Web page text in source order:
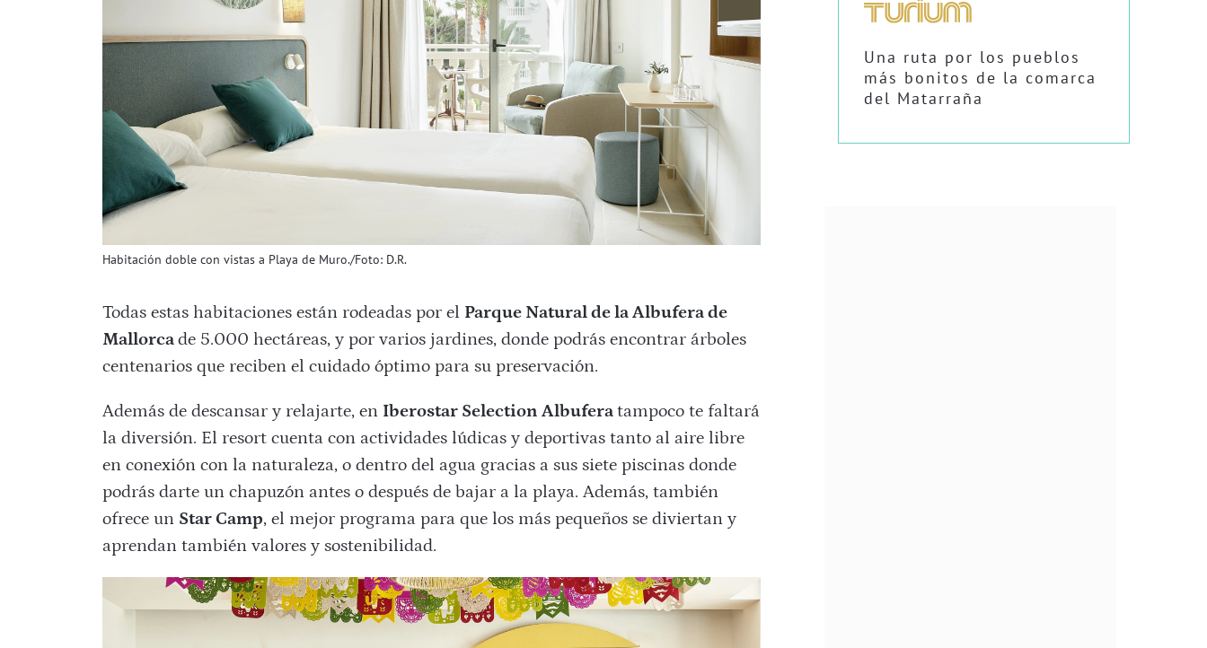
Habitación doble con vistas a Playa de Muro./Foto: D.R.
Todas estas habitaciones están rodeadas por el Parque Natural de la Albufera de
Mallorcade 5.000 hectáreas, y por varios jardines, donde podrás encontrar árboles
centenarios que reciben el cuidado óptimo para su preservación.
Además de descansar y relajarte, en Iberostar Selection Albuferatampoco te faltará
la diversión. El resort cuenta con actividades lúdicas y deportivas tanto al aire libre
en conexión con la naturaleza, o dentro del agua gracias a sus siete piscinas donde
podrás darte un chapuzón antes o después de bajar a la playa. Además, también
ofrece un Star Camp, el mejor programa para que los más pequeños se diviertan y
aprendan también valores y sostenibilidad.
Una ruta por los pueblos
más bonitos de la comarca
del Matarraña